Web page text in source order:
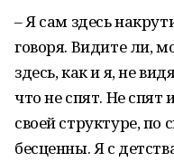
– Я сам здесь
говоря. Видите ли,
здесь, как и я, не
что не спят. Не спят
своей структуре, по
бесценны. Я с